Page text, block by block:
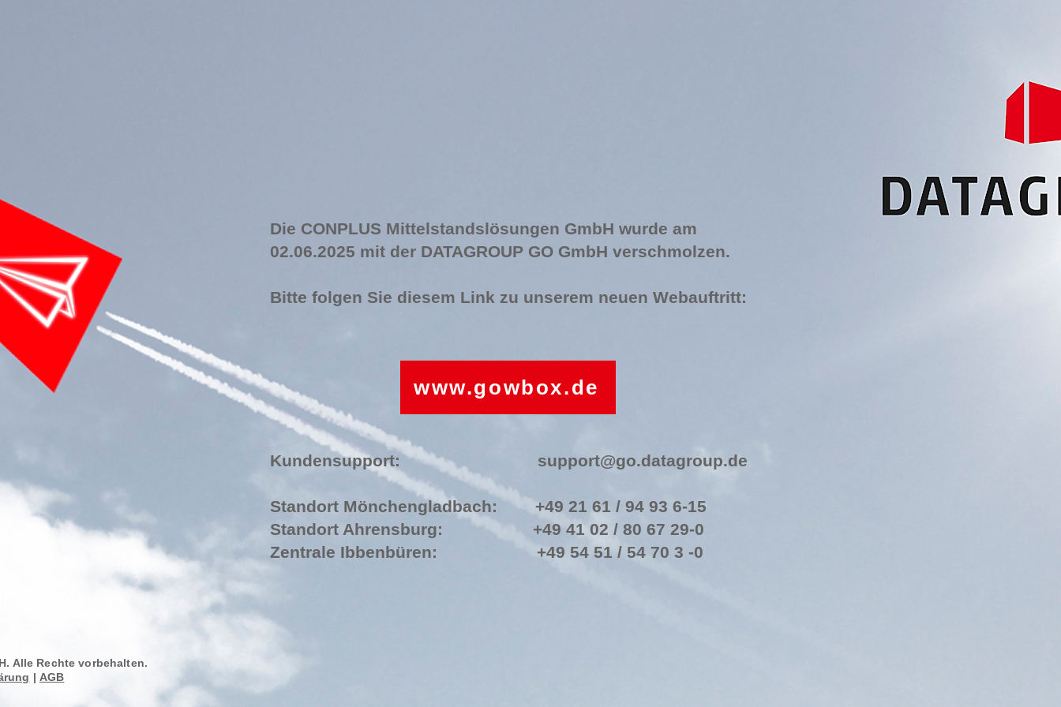
Die CONPLUS Mittelstandslösungen GmbH wurde am
02.06.2025 mit der DATAGROUP GO GmbH verschmolzen.
Bitte folgen Sie diesem Link zu unserem neuen Webauftritt:
www.gowbox.de
Kundensupport: support@go.datagroup.de
Standort Mönchengladbach: +49 21 61 / 94 93 6-15
Standort Ahrensburg: +49 41 02 / 80 67 29-0
Zentrale Ibbenbüren: +49 54 51 / 54 70 3 -0
Alle Rechte vorbehalten.
| AGB